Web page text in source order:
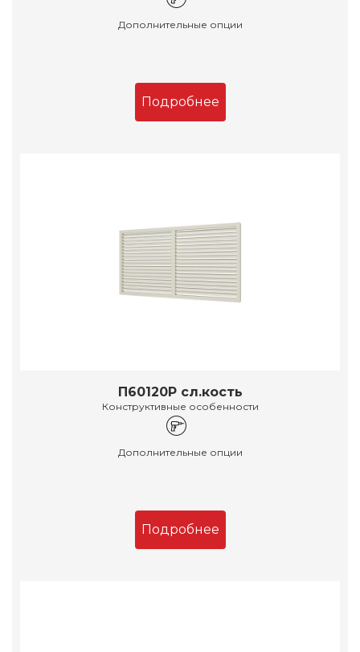
Дополнительные опции
Подробнее
П60120Р сл.кость
Конструктивные особенности
Дополнительные опции
Подробнее